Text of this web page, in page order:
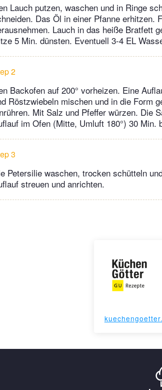
Lauch putzen, waschen und in Ringe
Das Öl in einer Pfanne erhitzen.
Lauch in das heiße Bratfett
5 Min. dünsten. Eventuell 3-4 EL
2
Backofen auf 200° vorheizen. Eine
Röstzwiebeln mischen und in die Form
Mit Salz und Pfeffer würzen. Die
im Ofen (Mitte, Umluft 180°) 30 Min.
3
Petersilie waschen, trocken schütteln
streuen und anrichten.